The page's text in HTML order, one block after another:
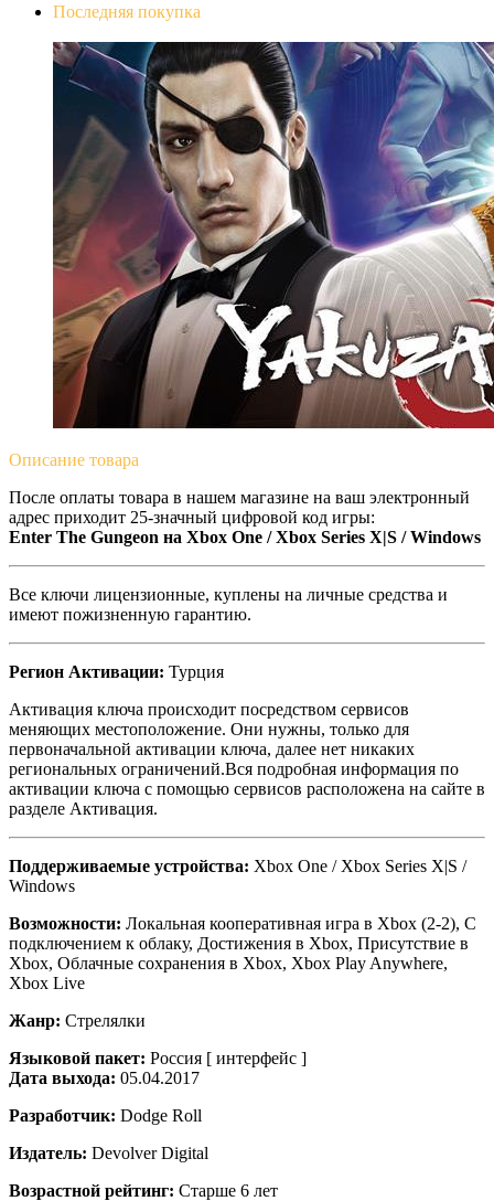
Последняя покупка
Описание товара
После оплаты товара в нашем магазине на ваш электронный
адрес приходит 25-значный цифровой код игры:
Enter The Gungeon на Xbox One / Xbox Series X|S / Windows
Все ключи лицензионные, куплены на личные средства и
имеют пожизненную гарантию.
Регион Активации: Турция
Активация ключа происходит посредством сервисов
меняющих местоположение. Они нужны, только для
первоначальной активации ключа, далее нет никаких
региональных ограничений.Вся подробная информация по
активации ключа с помощью сервисов расположена на сайте в
разделе Активация.
Поддерживаемые устройства: Xbox One / Xbox Series X|S /
Windows
Возможности: Локальная кооперативная игра в Xbox (2-2), С
подключением к облаку, Достижения в Xbox, Присутствие в
Xbox, Облачные сохранения в Xbox, Xbox Play Anywhere,
Xbox Live
Жанр: Стрелялки
Языковой пакет: Россия [ интерфейс ]
Дата выхода: 05.04.2017
Разработчик: Dodge Roll
Издатель: Devolver Digital
Возрастной рейтинг: Старше 6 лет